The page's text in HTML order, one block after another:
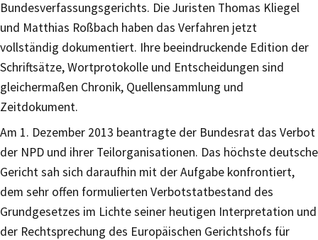
Bundesverfassungsgerichts. Die Juristen Thomas Kliegel
und Matthias Roßbach haben das Verfahren jetzt
vollständig dokumentiert. Ihre beeindruckende Edition der
Schriftsätze, Wortprotokolle und Entscheidungen sind
gleichermaßen Chronik, Quellensammlung und
Zeitdokument.
Am 1. Dezember 2013 beantragte der Bundesrat das Verbot
der NPD und ihrer Teilorganisationen. Das höchste deutsche
Gericht sah sich daraufhin mit der Aufgabe konfrontiert,
dem sehr offen formulierten Verbotstatbestand des
Grundgesetzes im Lichte seiner heutigen Interpretation und
der Rechtsprechung des Europäischen Gerichtshofs für